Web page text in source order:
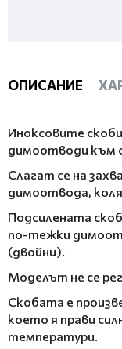
ОПИСАНИЕ
Иноксовите
димоотводи към
Слагат се на
димоотвода,
Подсилената
по-тежки
(двойни).
Моделът не се
Скобата е
което я прави
температури.